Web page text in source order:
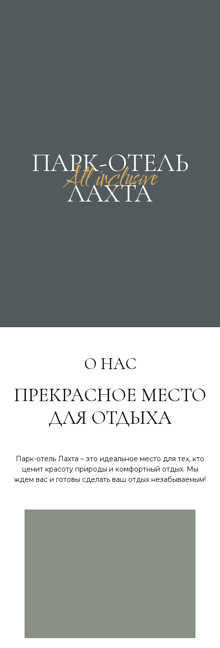
All inclusive
ПАРК-ОТЕЛЬ
ЛАХТА
О НАС
ПРЕКРАСНОЕ МЕСТО
ДЛЯ ОТДЫХА
Парк-отель Лахта – это идеальное место для тех, кто
ценит красоту природы и комфортный отдых. Мы
ждем вас и готовы сделать ваш отдых незабываемым!